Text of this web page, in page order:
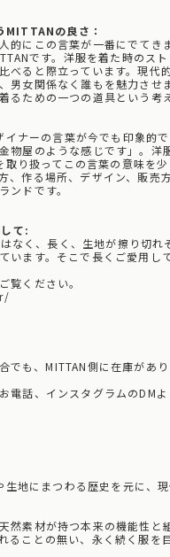
MITTANの良さ：
的にこの言葉が一番にでてき
です。洋服を着た時のス
べると際立っています。現代
男女関係なく誰もを魅力させ
るための一つの道具という考
イナーの言葉が今でも印象的
物屋のような感じです」。洋
取り扱ってこの言葉の意味を
、作る場所、デザイン、販
ンドです。
て:
なく、長く、生地が擦り切れ
います。そこで長くご愛用し
覧ください。
でも、MITTAN側に在庫があ
電話、インスタグラムのDM
生地にまつわる歴史を元に、
然素材が持つ本来の機能性と
ることの無い、永く続く服を